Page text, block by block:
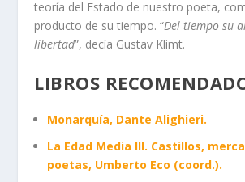
teoría del Estado de nuestro poeta,
producto de su tiempo. “Del tiempo su
libertad”, decía Gustav Klimt.
LIBROS
Monarquía, Dante Alighieri.
La Edad Media III. Castillos,
poetas, Umberto Eco (coord.).